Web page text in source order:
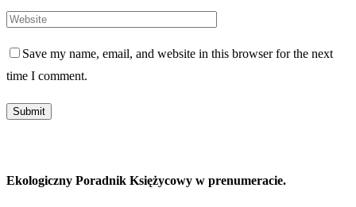
Save my name, email, and website in this browser for the next
time I comment.
Ekologiczny Poradnik Księżycowy w prenumeracie.